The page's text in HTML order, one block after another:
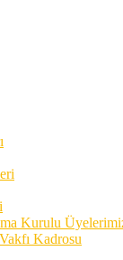
Kurulu
Kadrosu